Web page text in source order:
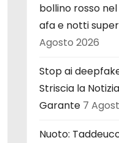
bollino rosso
afa e notti
Agosto 2026
Stop ai
Striscia la
Garante 7
Nuoto: